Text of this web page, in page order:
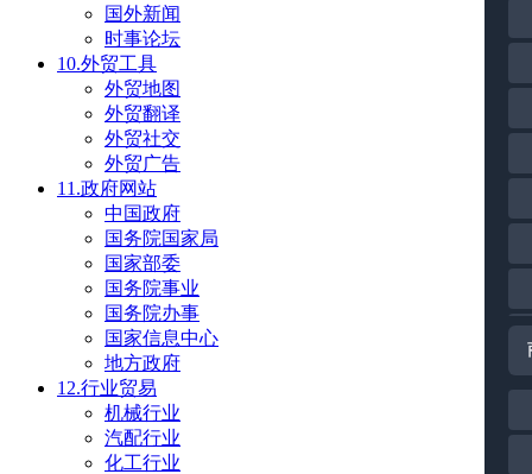
国外新闻
时事论坛
10.外贸工具
外贸地图
外贸翻译
外贸社交
外贸广告
11.政府网站
中国政府
国务院国家局
国家部委
国务院事业
国务院办事
国家信息中心
地方政府
12.行业贸易
机械行业
汽配行业
化工行业